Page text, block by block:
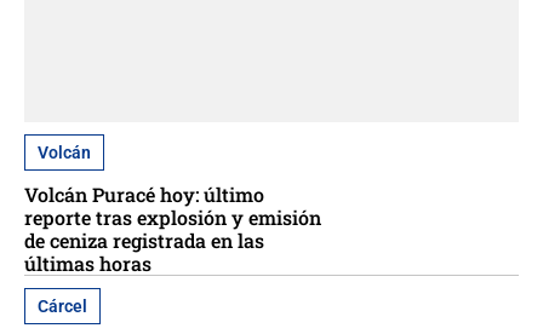
Volcán
Volcán Puracé hoy: último
reporte tras explosión y emisión
de ceniza registrada en las
últimas horas
Cárcel